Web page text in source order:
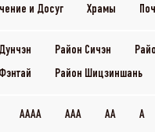
и Досуг
Храмы
Район Сичэн
Район Шицзиншань
AAAA AAA AA A